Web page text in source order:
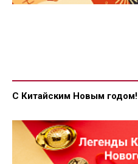
С Китайским Новым годом!